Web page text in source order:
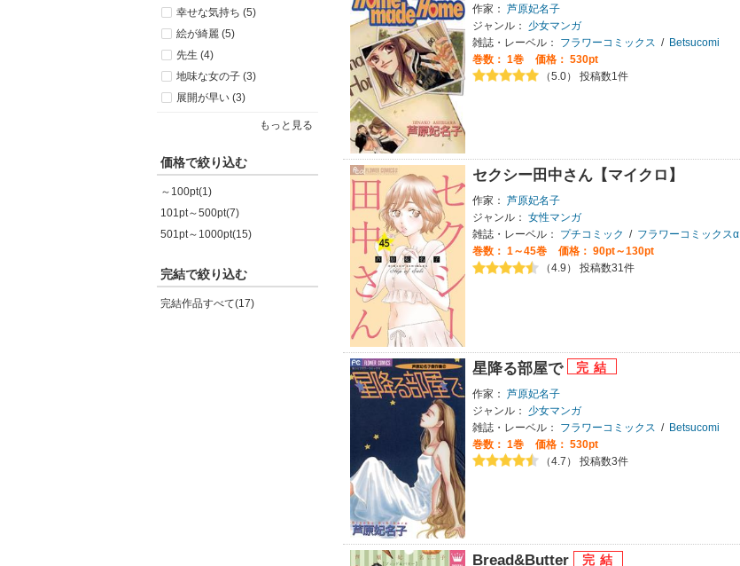
幸せな気持ち (5)
絵が綺麗 (5)
先生 (4)
地味な女の子 (3)
展開が早い (3)
もっと見る
価格で絞り込む
～100pt(1)
101pt～500pt(7)
501pt～1000pt(15)
完結で絞り込む
完結作品すべて(17)
作家： 芦原妃名子
ジャンル：
少女マンガ
雑誌・レーベル：
フラワーコミックス / Betsucomi
巻数： 1巻
価格： 530pt
（5.0） 投稿数1件
セクシー田中さん【マイクロ】
作家： 芦原妃名子
ジャンル： 女性マンガ
雑誌・レーベル：
プチコミック / フラワーコミックスα
巻数： 1～45巻
価格： 90pt～130pt
（4.9） 投稿数31件
星降る部屋で
作家： 芦原妃名子
ジャンル：
少女マンガ
雑誌・レーベル：
フラワーコミックス / Betsucomi
巻数： 1巻
価格： 530pt
（4.7） 投稿数3件
Bread&Butter